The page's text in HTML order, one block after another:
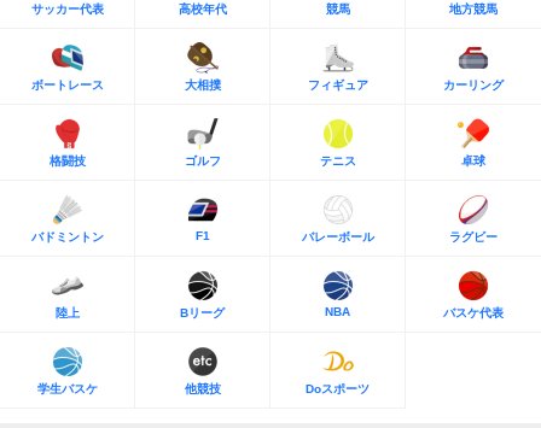
サッカー代表 高校年代 競馬 地方競馬
ボートレース 大相撲 フィギュア カーリング
格闘技 ゴルフ テニス 卓球
バドミントン F1 バレーボール ラグビー
陸上 Bリーグ NBA バスケ代表
学生バスケ 他競技 Doスポーツ